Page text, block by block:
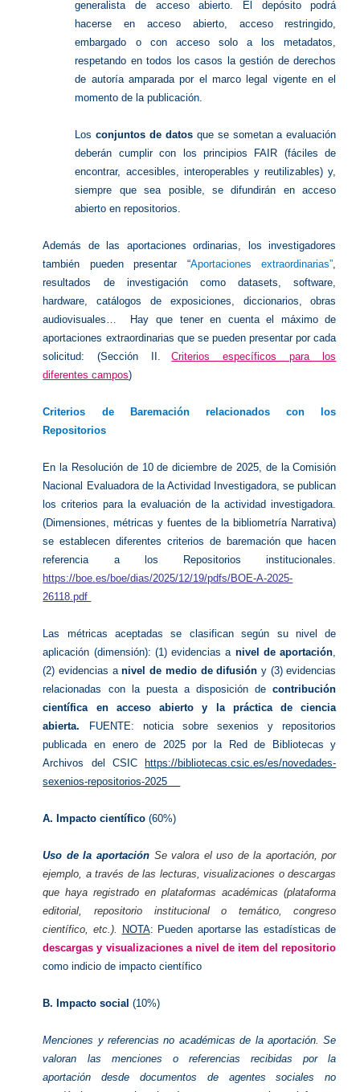
generalista de acceso abierto. El depósito podrá
hacerse en acceso abierto, acceso restringido,
embargado o con acceso solo a los metadatos,
respetando en todos los casos la gestión de derechos
de autoría amparada por el marco legal vigente en el
momento de la publicación.
Losconjuntos de datosque se sometan a evaluación
deberán cumplir con los principios FAIR (fáciles de
encontrar, accesibles, interoperables y reutilizables) y,
siempre que sea posible, se difundirán en acceso
abierto en repositorios.
Además de las aportaciones ordinarias, los investigadores
también pueden presentar “Aportaciones extraordinarias”,
resultados de investigación como datasets, software,
hardware, catálogos de exposiciones, diccionarios, obras
audiovisuales…
Hay que tener en cuenta el máximo de
aportaciones extraordinarias que se pueden presentar por cada
solicitud: (Sección II.Criterios específicos para los
diferentes campos)
Criterios de Baremación relacionados con los
Repositorios
En la Resolución de 10 de diciembre de 2025, de la Comisión
Nacional Evaluadora de la Actividad Investigadora, se publican
los criterios para la evaluación de la actividad investigadora.
(Dimensiones, métricas y fuentes de la bibliometría Narrativa)
se establecen diferentes criterios de baremación que hacen
referencia a los Repositorios institucionales.
https://boe.es/boe/dias/2025/12/19/pdfs/BOE-A-2025-
26118.pdf
Las métricas aceptadas se clasifican según su nivel de
aplicación (dimensión): (1) evidencias a nivel de aportación,
(2) evidencias anivel de medio de difusión y (3) evidencias
relacionadas con la puesta a disposición decontribución
científica en acceso abierto y la práctica de ciencia
abierta.
FUENTE: noticia sobre sexenios y repositorios
publicada en enero de 2025 por la
Red de Bibliotecas y
Archivos del CSIC
https://bibliotecas.csic.es/es/novedades-
sexenios-repositorios-2025
A. Impacto científico(60%)
Uso de la aportación Se valora el uso de la aportación, por
ejemplo, a través de las lecturas, visualizaciones o descargas
que haya registrado en plataformas académicas (plataforma
editorial, repositorio institucional o temático, congreso
científico, etc.).
NOTA: Pueden aportarse las estadísticas de
descargas y visualizaciones a nivel de item del repositorio
como indicio de impacto científico
B. Impacto social(10%)
Menciones y referencias no académicas de la aportación.Se
valoran las menciones o referencias recibidas por la
aportación desde documentos de agentes sociales no